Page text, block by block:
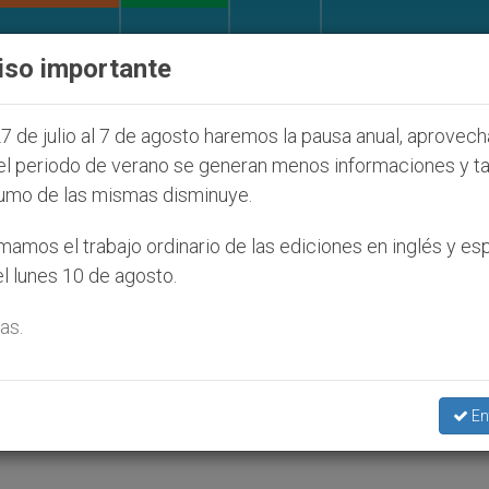
judíos que afecta a cristianos (y no sólo) en Tierra
el Concilio pero de
Espíritu Santo aunque lleve a salir de la
importante
de julio al 7 de agosto haremos la pausa anual,
periodo de verano se generan menos informaciones y
de las mismas disminuye.
el trabajo ordinario de las ediciones en inglés y
lunes 10 de agosto.